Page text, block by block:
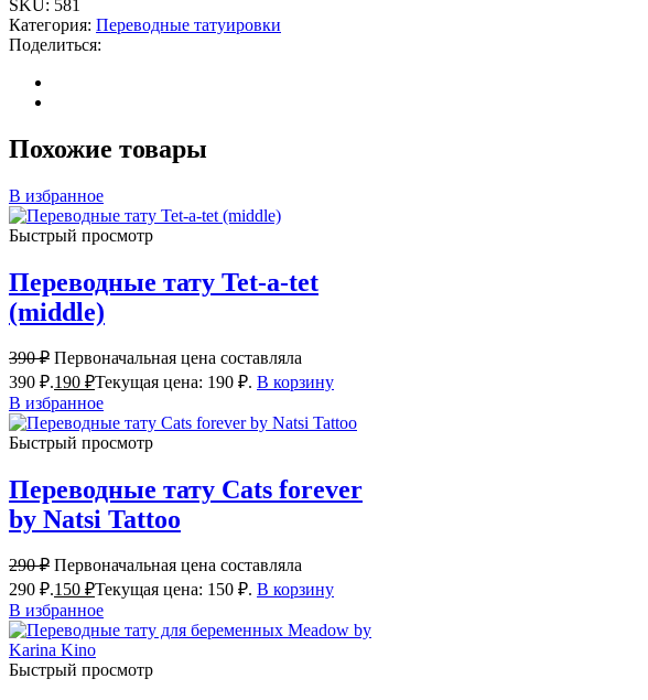
SKU: 581
Категория: Переводные татуировки
Поделиться:
Похожие товары
В избранное
Быстрый просмотр
Переводные тату Tet-a-tet
(middle)
390₽ Первоначальная цена составляла
390 ₽.190 ₽Текущая цена: 190 ₽. В корзину
В избранное
Быстрый просмотр
Переводные тату Cats forever
by Natsi Tattoo
290₽ Первоначальная цена составляла
290 ₽.150 ₽Текущая цена: 150 ₽. В корзину
В избранное
Быстрый просмотр